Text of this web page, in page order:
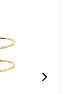
/
ca.
rijgdraad ca.